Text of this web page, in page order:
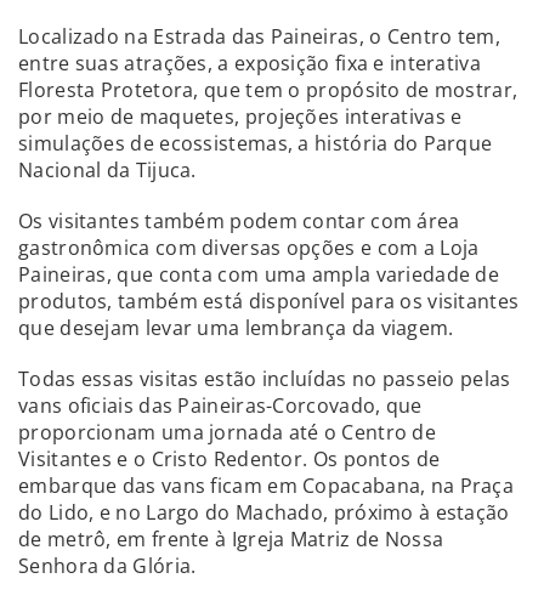
Localizado na Estrada das Paineiras, o Centro tem,
entre suas atrações, a exposição fixa e interativa
Floresta Protetora, que tem o propósito de mostrar,
por meio de maquetes, projeções interativas e
simulações de ecossistemas, a história do Parque
Nacional da Tijuca.
Os visitantes também podem contar com área
gastronômica com diversas opções e com a Loja
Paineiras, que conta com uma ampla variedade de
produtos, também está disponível para os visitantes
que desejam levar uma lembrança da viagem.
Todas essas visitas estão incluídas no passeio pelas
vans oficiais das Paineiras-Corcovado, que
proporcionam uma jornada até o Centro de
Visitantes e o Cristo Redentor. Os pontos de
embarque das vans ficam em Copacabana, na Praça
do Lido, e no Largo do Machado, próximo à estação
de metrô, em frente à Igreja Matriz de Nossa
Senhora da Glória.